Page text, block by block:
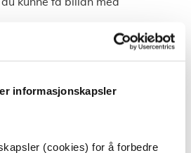
informasjonskapsler
(cookies) for å forbedre
må du oppfylle kravene